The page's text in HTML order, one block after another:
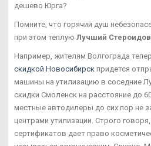
дешево Юрга?
Помните, что горячий душ
при этом теплую Лучший
Например, жителям Волгограда
скидкой Новосибирск придется
машины на утилизацию в соседние
скидки Смоленск на расстояние до
местные автодилеры до сих пор не
центрами утилизации. Строго
сертификатов дает право